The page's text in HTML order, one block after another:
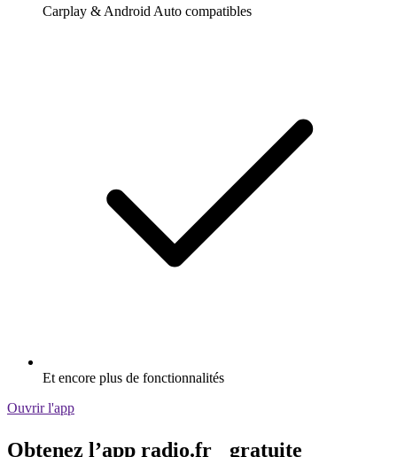
Carplay & Android Auto compatibles
Et encore plus de fonctionnalités
Ouvrir l'app
Obtenez l’app radio.fr gratuite